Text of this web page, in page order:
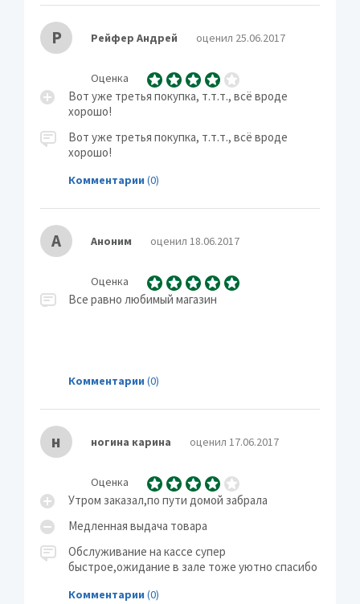
Р Рейфер Андрей оценил 25.06.2017
Оценка
Вот уже третья покупка, т.т.т., всё вроде
хорошо!
Вот уже третья покупка, т.т.т., всё вроде
хорошо!
Комментарии (0)
А Аноним оценил 18.06.2017
Оценка
Все равно любимый магазин
Комментарии (0)
н ногина карина оценил 17.06.2017
Оценка
Утром заказал,по пути домой забрала
Медленная выдача товара
Обслуживание на кассе супер
быстрое,ожидание в зале тоже уютно спасибо
Комментарии (0)